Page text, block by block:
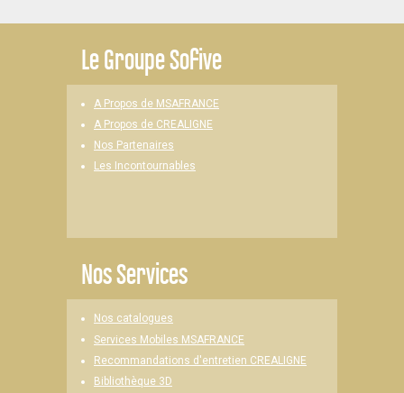
LeGroupe Sofive
A Propos de MSAFRANCE
A Propos de CREALIGNE
Nos Partenaires
Les Incontournables
Nos Services
Nos catalogues
Services Mobiles MSAFRANCE
Recommandations d'entretien CREALIGNE
Bibliothèque 3D